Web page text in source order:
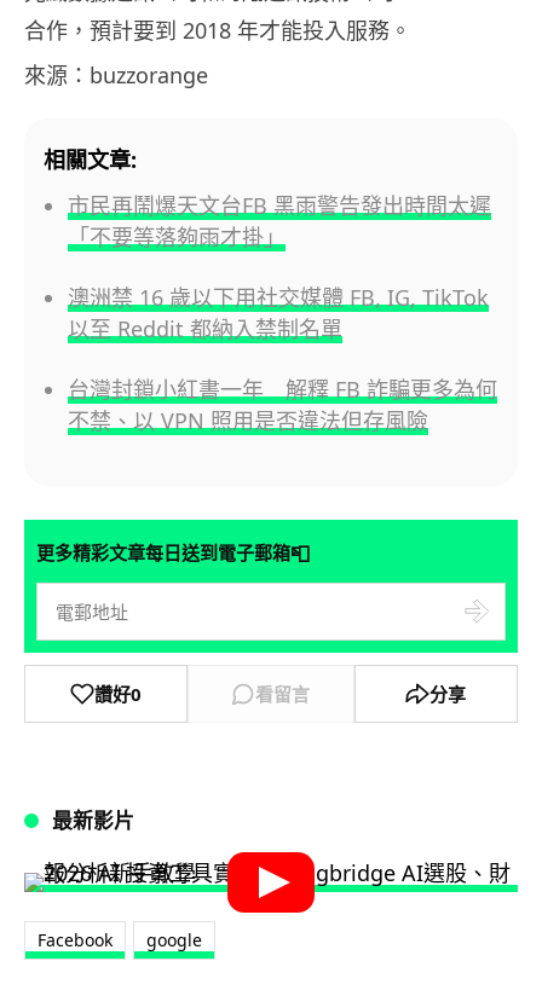
合作，預計要到 2018 年才能投入服務。
來源：buzzorange
相關文章:
市民再鬧爆天文台FB 黑雨警告發出時間太遲
「不要等落夠雨才掛」
澳洲禁 16 歲以下用社交媒體 FB, IG, TikTok
以至 Reddit 都納入禁制名單
台灣封鎖小紅書一年 解釋 FB 詐騙更多為何
不禁、以 VPN 照用是否違法但存風險
更多精彩文章每日送到電子郵箱📮
讚好0 看留言 分享
最新影片
Facebook google